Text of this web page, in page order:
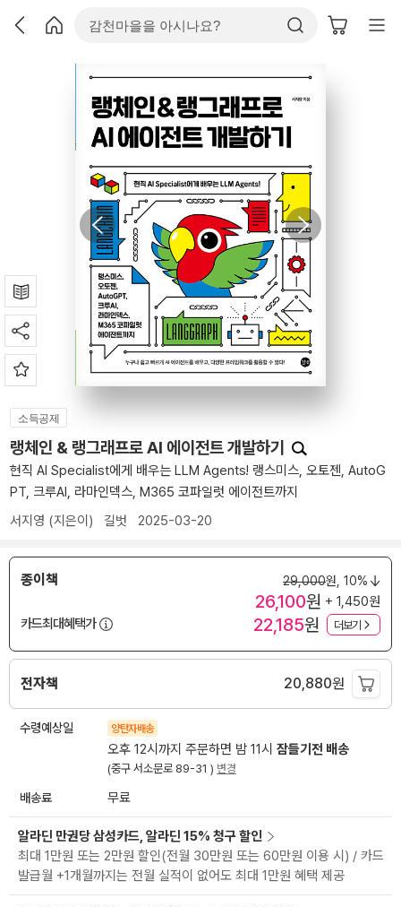
소득공제
랭체인 & 랭그래프로 AI 에이전트 개발하기
현직 AI Specialist에게 배우는 LLM Agents! 랭스미스, 오토젠, AutoG
PT, 크루AI, 라마인덱스, M365 코파일럿 에이전트까지
서지영 (지은이) 길벗 2025-03-20
종이책 29,000원, 10%
26,100원 + 1,450원
카드최대혜택가
22,185원 더보기
전자책 20,880원
수령예상일 양탄자배송
오후 12시까지 주문하면 밤 11시 잠들기전 배송
(중구 서소문로 89-31 ) 변경
배송료 무료
알라딘 만권당 삼성카드, 알라딘 15% 청구 할인
최대 1만원 또는 2만원 할인(전월 30만원 또는 60만원 이용 시) / 카드
발급월 +1개월까지는 전월 실적이 없어도 최대 1만원 혜택 제공